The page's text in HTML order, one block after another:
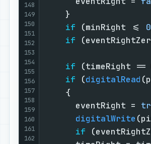
148
149
150
151
152
153
154
155
156
157
158
159
160
161
162
if (minRight <= 0
if
if (timeRight ==
if (digitalRead
      eventRight =
digitalWrite
if